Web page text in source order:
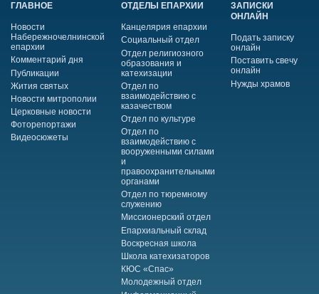
ГЛАВНОЕ
Новости
Набережночелнинской
епархии
Комментарий дня
Публикации
Жития святых
Новости митрополии
Церковные новости
Фоторепортажи
Видеосюжеты
ОТДЕЛЫ ЕПАРХИИ
Канцелярия епархии
Социальный отдел
Отдел религиозного
образования и
катехизации
Отдел по
взаимодействию с
казачеством
Отдел по культуре
Отдел по
взаимодействию с
вооруженными силами
и
правоохранительными
органами
Отдел по тюремному
служению
Миссионерский отдел
Епархиальный склад
Воскресная школа
Школа катехизаторов
КЮС «Спас»
Молодежный отдел
ЗАПИСКИ
ОНЛАЙН
Подать записку
онлайн
Поставить свечу
онлайн
Нужды храмов